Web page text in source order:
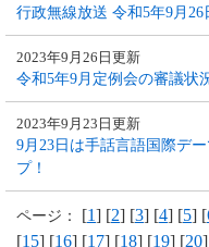
行政無線放送 令和5年9月26
令和5年9月定例会の審議状
2023年9月26日更新
9月23日は手話言語国際デ
プ！
2023年9月23日更新
ページ： [1] [2] [3] [4] [5] [
[15] [16] [17] [18] [19] [20